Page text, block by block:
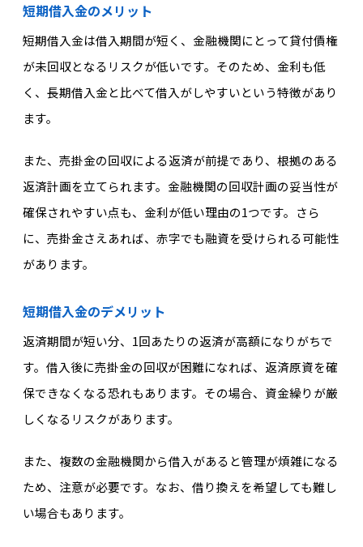
短期借入金のメリット
短期借入金は借入期間が短く、金融機関にとって貸付債権
が未回収となるリスクが低いです。そのため、金利も低
く、長期借入金と比べて借入がしやすいという特徴があり
ます。
また、売掛金の回収による返済が前提であり、根拠のある
返済計画を立てられます。金融機関の回収計画の妥当性が
確保されやすい点も、金利が低い理由の1つです。さら
に、売掛金さえあれば、赤字でも融資を受けられる可能性
があります。
短期借入金のデメリット
返済期間が短い分、1回あたりの返済が高額になりがちで
す。借入後に売掛金の回収が困難になれば、返済原資を確
保できなくなる恐れもあります。その場合、資金繰りが厳
しくなるリスクがあります。
また、複数の金融機関から借入があると管理が煩雑になる
ため、注意が必要です。なお、借り換えを希望しても難し
い場合もあります。